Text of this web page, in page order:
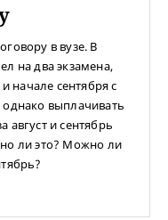
в вузе. В
на два экзамена,
начале сентября с
однако выплачивать
август и сентябрь
ли это? Можно ли